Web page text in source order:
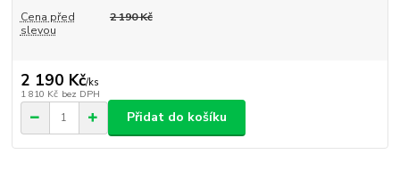
Cena před
slevou
2 190 Kč
2 190 Kč/ks
1 810 Kč bez DPH
Přidat do košíku